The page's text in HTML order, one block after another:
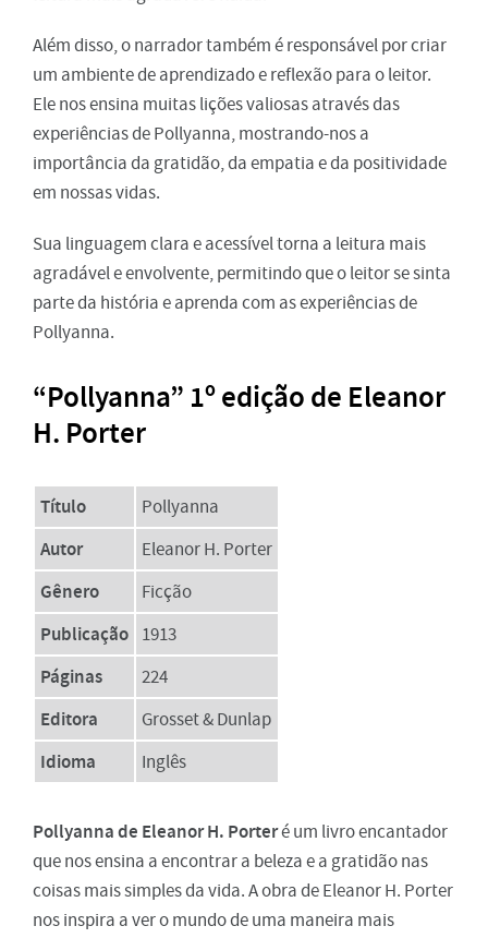
Além disso, o narrador também é responsável por criar
um ambiente de aprendizado e reflexão para o leitor.
Ele nos ensina muitas lições valiosas através das
experiências de Pollyanna, mostrando-nos a
importância da gratidão, da empatia e da positividade
em nossas vidas.
Sua linguagem clara e acessível torna a leitura mais
agradável e envolvente, permitindo que o leitor se sinta
parte da história e aprenda com as experiências de
Pollyanna.
“Pollyanna” 1º edição de Eleanor
H. Porter
Título Pollyanna
Autor Eleanor H. Porter
Gênero Ficção
Publicação 1913
Páginas 224
Editora Grosset & Dunlap
Idioma Inglês
Pollyanna de Eleanor H. Porteré um livro encantador
que nos ensina a encontrar a beleza e a gratidão nas
coisas mais simples da vida. A obra de Eleanor H. Porter
nos inspira a ver o mundo de uma maneira mais